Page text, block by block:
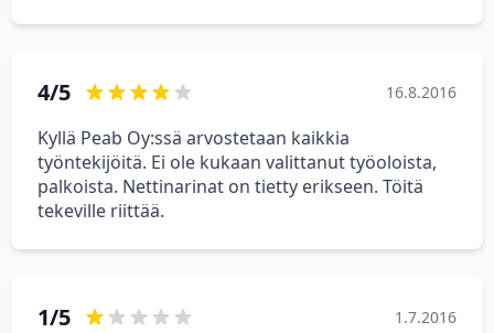
4/5 16.8.2016
Kyllä Peab Oy:ssä arvostetaan kaikkia
työntekijöitä. Ei ole kukaan valittanut työoloista,
palkoista. Nettinarinat on tietty erikseen. Töitä
tekeville riittää.
1/5 1.7.2016